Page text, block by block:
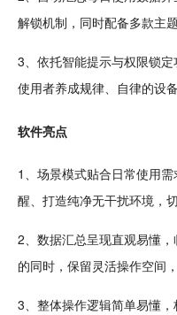
解锁机制，同时配备多款主题
3、依托智能提示与权限锁
使用者养成规律、自律的设
软件亮点
1、场景模式贴合日常使用需
醒、打造纯净无干扰环境，
2、数据汇总呈现直观易懂
的同时，保留灵活操作空间
3、整体操作逻辑简单易懂，